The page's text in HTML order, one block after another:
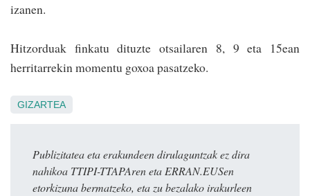
izanen.
Hitzorduak finkatu dituzte otsailaren 8, 9 eta 15ean
herritarrekin momentu goxoa pasatzeko.
GIZARTEA
Publizitatea eta erakundeen dirulaguntzak ez dira
nahikoa TTIPI-TTAPAren eta ERRAN.EUSen
etorkizuna bermatzeko, eta zu bezalako irakurleen